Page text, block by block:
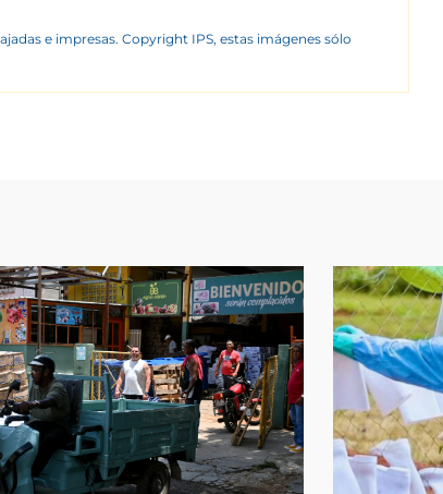
e impresas. Copyright IPS, estas imágenes sólo